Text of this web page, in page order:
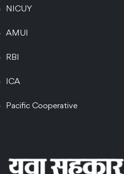
NICUY
AMUI
RBI
ICA
Pacific Cooperative